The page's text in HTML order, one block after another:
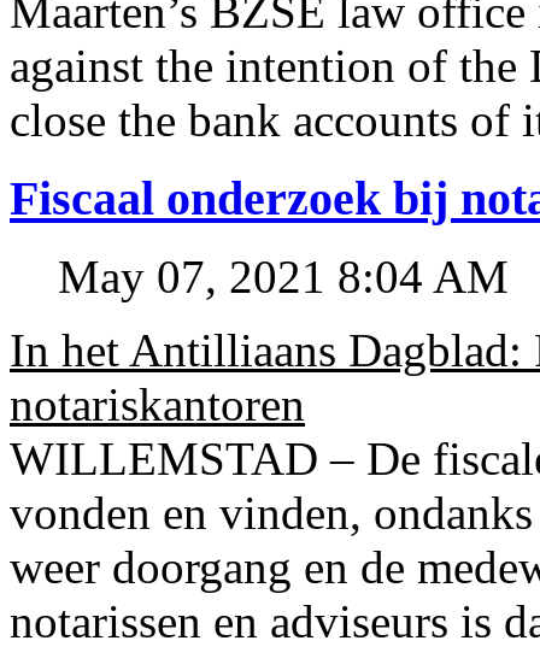
Maarten’s BZSE law
against the intention of
close the bank accounts of
Fiscaal onderzoek bij
May 07, 2021 8:04 AM
In het Antilliaans Dagblad:
notariskantoren
WILLEMSTAD – De
vonden en vinden,
weer doorgang en de
notarissen en adviseurs is